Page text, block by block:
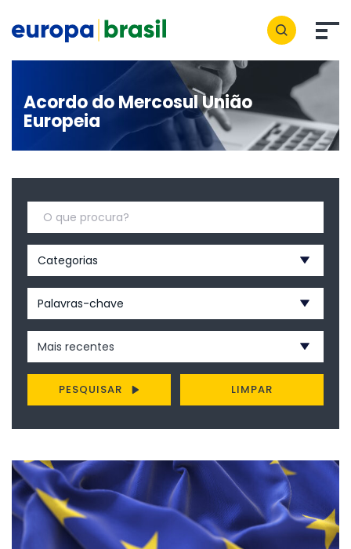
Acordo do Mercosul União
Europeia
Categorias
Palavras-chave
Mais recentes
PESQUISAR LIMPAR